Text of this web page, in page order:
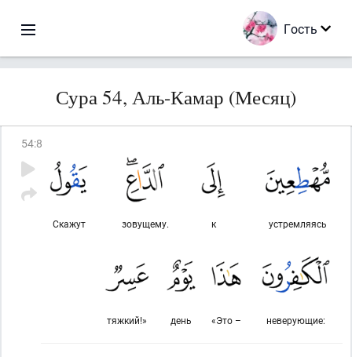
Гость
Сура 54, Аль-Камар (Месяц)
54:8
устремляясь
к
зовущему.
Скажут
неверующие:
«Это –
день
тяжкий!»